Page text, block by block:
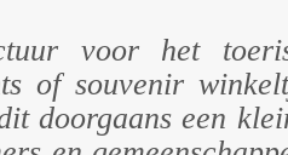
voor het
of souvenir
doorgaans een